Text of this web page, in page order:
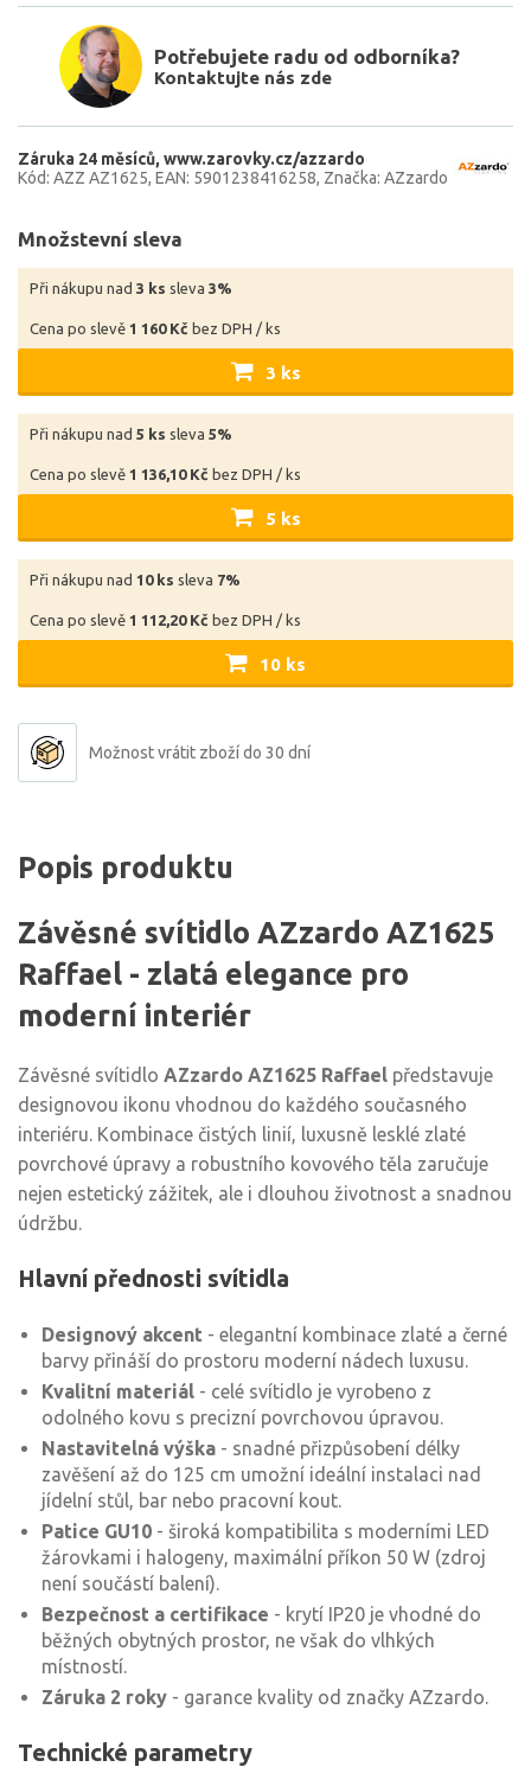
Potřebujete radu od odborníka?
Kontaktujte nás zde
Záruka 24 měsíců www.zarovky.cz/azzardo
Kód: AZZ AZ1625 EAN: 5901238416258 Značka: AZzardo
Množstevní sleva
Při nákupu nad 3 ks sleva 3%
Cena po slevě 1 160 Kč bez DPH / ks
3 ks
Při nákupu nad 5 ks sleva 5%
Cena po slevě 1 136,10 Kč bez DPH / ks
5 ks
Při nákupu nad 10 ks sleva 7%
Cena po slevě 1 112,20 Kč bez DPH / ks
10 ks
Možnost vrátit zboží do 30 dní
Popis produktu
Závěsné svítidlo AZzardo AZ1625
Raffael - zlatá elegance pro
moderní interiér
Závěsné svítidlo AZzardo AZ1625 Raffael představuje
designovou ikonu vhodnou do každého současného
interiéru. Kombinace čistých linií, luxusně lesklé zlaté
povrchové úpravy a robustního kovového těla zaručuje
nejen estetický zážitek, ale i dlouhou životnost a snadnou
údržbu.
Hlavní přednosti svítidla
Designový akcent - elegantní kombinace zlaté a černé
barvy přináší do prostoru moderní nádech luxusu.
Kvalitní materiál - celé svítidlo je vyrobeno z
odolného kovu s precizní povrchovou úpravou.
Nastavitelná výška - snadné přizpůsobení délky
zavěšení až do 125 cm umožní ideální instalaci nad
jídelní stůl, bar nebo pracovní kout.
Patice GU10 - široká kompatibilita s moderními LED
žárovkami i halogeny, maximální příkon 50 W (zdroj
není součástí balení).
Bezpečnost a certifikace - krytí IP20 je vhodné do
běžných obytných prostor, ne však do vlhkých
místností.
Záruka 2 roky - garance kvality od značky AZzardo.
Technické parametry